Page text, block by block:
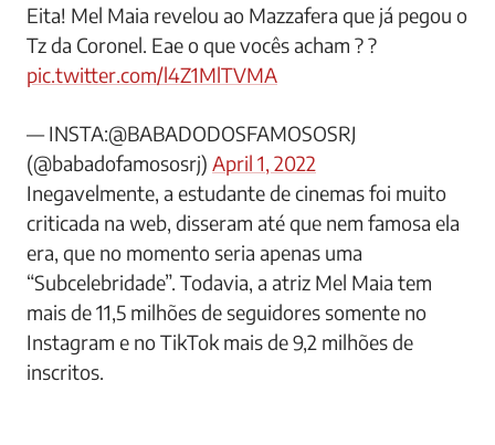
Eita! Mel Maia revelou ao Mazzafera que já pegou o
Tz da Coronel. Eae o que vocês acham ? ?
pic.twitter.com/l4Z1MlTVMA
— INSTA:@BABADODOSFAMOSOSRJ
(@babadofamososrj) April 1, 2022
Inegavelmente, a estudante de cinemas foi muito
criticada na web, disseram até que nem famosa ela
era, que no momento seria apenas uma
“Subcelebridade”. Todavia, a atriz Mel Maia tem
mais de 11,5 milhões de seguidores somente no
Instagram e no TikTok mais de 9,2 milhões de
inscritos.